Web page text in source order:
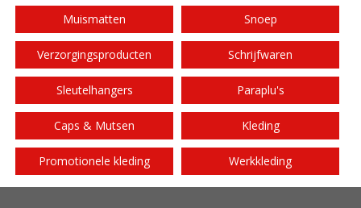
Muismatten Snoep
Verzorgingsproducten Schrijfwaren
Sleutelhangers Paraplu's
Caps & Mutsen Kleding
Promotionele kleding Werkkleding